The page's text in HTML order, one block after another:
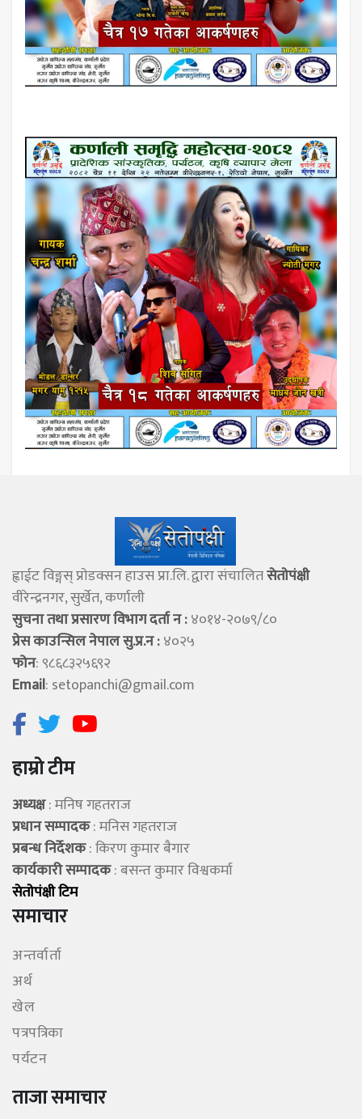
ह्वाईट विङ्गस् प्राेडक्सन हाउस प्रा.लि. द्वारा संचालितसेताेपंक्षी
वीरेन्द्रनगर, सुर्खेत, कर्णाली
सुचना तथा प्रसारण विभाग दर्ता न :४०१४-२०७९/८०
प्रेस काउन्सिल नेपाल सु.प्र.न :४०२५
फोन: ९८६८३२५६९२
Email: setopanchi@gmail.com
हाम्रो टीम
अध्यक्ष: मनिष गहतराज
प्रधान सम्पादक: मनिस गहतराज
प्रबन्ध निर्देशक: किरण कुमार बैगार
कार्यकारी सम्पादक: बसन्त कुमार विश्वकर्मा
सेताेपंक्षी टिम
समाचार
अन्तर्वार्ता
अर्थ
खेल
पत्रपत्रिका
पर्यटन
ताजा समाचार